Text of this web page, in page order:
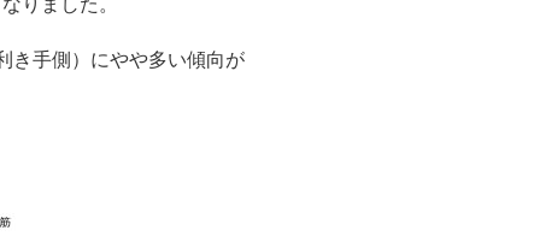
き手側）にやや多い傾向が